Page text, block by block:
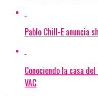
Pablo Chill-E anuncia
Conociendo la casa
VAC